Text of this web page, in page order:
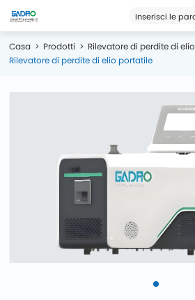
Casa Prodotti
Rilevatore di perdite di elio
Rilevatore di perdite di elio portatile